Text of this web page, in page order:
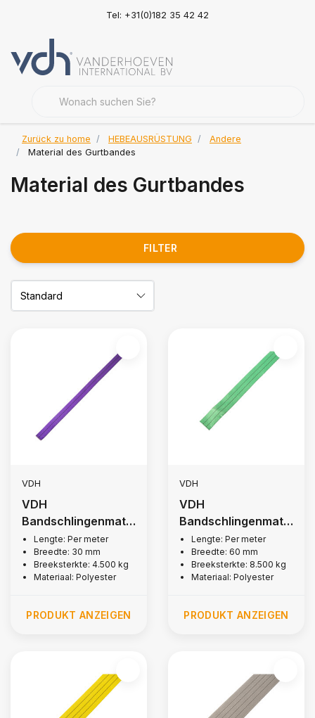
Tel: +31(0)182 35 42 42
Zurück zu home HEBEAUSRÜSTUNG
Andere
Material des Gurtbandes
Material des Gurtbandes
FILTER
VDH
VDH
Bandschlingenmate
rial 30mm, 4.500 kg
Lengte: Per meter
Breedte: 30 mm
Breeksterkte: 4.500 kg
Materiaal: Polyester
PRODUKT ANZEIGEN
VDH
VDH
Bandschlingenmate
rial 60 mm, 8.500 kg
Lengte: Per meter
Breedte: 60 mm
Breeksterkte: 8.500 kg
Materiaal: Polyester
PRODUKT ANZEIGEN